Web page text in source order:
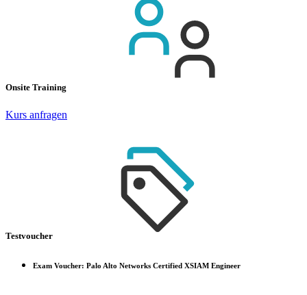
Onsite Training
Kurs anfragen
Testvoucher
Exam Voucher: Palo Alto Networks Certified XSIAM Engineer